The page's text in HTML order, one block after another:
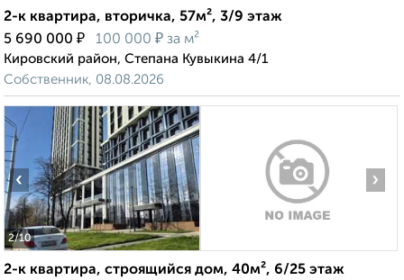
2-к квартира, вторичка, 57м², 3/9 этаж
5 690 000 ₽ 100 000 ₽ за м²
Кировский район, Степана Кувыкина 4/1
Собственник, 08.08.2026
2/10
‹ ›
2-к квартира, строящийся дом, 40м², 6/25 этаж